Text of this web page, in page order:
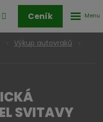
Přihlášení
klienstké
zóny
Ceník
Výkup autovraků
SVITAVY